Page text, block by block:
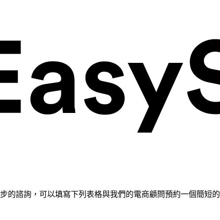
的諮詢，可以填寫下列表格與我們的電商顧問預約一個簡短